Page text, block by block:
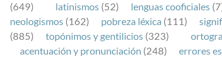
(649)
latinismos (52) lenguas cooficiales
neologismos (162) pobreza léxica (111)
(885)
topónimos y gentilicios (323)
acentuación y pronunciación (248)
errores